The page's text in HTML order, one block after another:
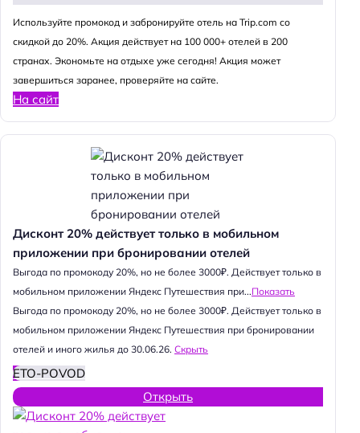
Используйте промокод и забронируйте отель на Trip.com со
скидкой до 20%. Акция действует на 100 000+ отелей в 200
странах. Экономьте на отдыхе уже сегодня! Акция может
завершиться заранее, проверяйте на сайте.
На сайт
Дисконт 20% действует только в мобильном
приложении при бронировании отелей
Выгода по промокоду 20%, но не более 3000₽. Действует только в
мобильном приложении Яндекс Путешествия при...Показать
Выгода по промокоду 20%, но не более 3000₽. Действует только в
мобильном приложении Яндекс Путешествия при бронировании
отелей и иного жилья до 30.06.26. Скрыть
ETO-POVOD
Открыть